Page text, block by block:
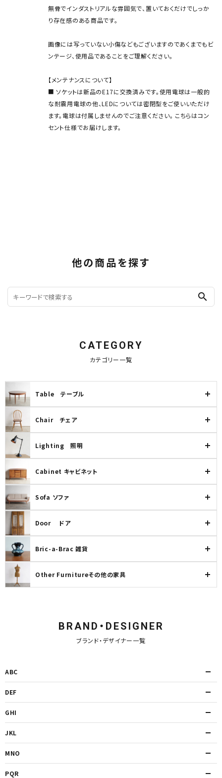
無骨でインダストリアルな雰囲気で、置いておくだけでしっか
り存在感のある商品です。
画像には写っていない小傷などもございますのであくまでもビ
ンテージ、使用品であることをご理解ください。
【メンテナンスについて】
■ ソケットは新品のE17に交換済みです。使用電球は一般的
な耐震用電球の他、LEDについては密閉型をご使いいただけ
ます。電球は付属しませんのでご注意ください。 こちらはコン
セント仕様でお届けします。
他の商品を探す
search
CATEGORY
カテゴリー一覧
Table テーブル
Chair チェア
Lighting 照明
Cabinet キャビネット
Sofa ソファ
Door ドア
Bric-a-Brac 雑貨
Other Furnitureその他の家具
BRAND・DESIGNER
ブランド・デザイナー一覧
ABC
DEF
GHI
JKL
MNO
PQR